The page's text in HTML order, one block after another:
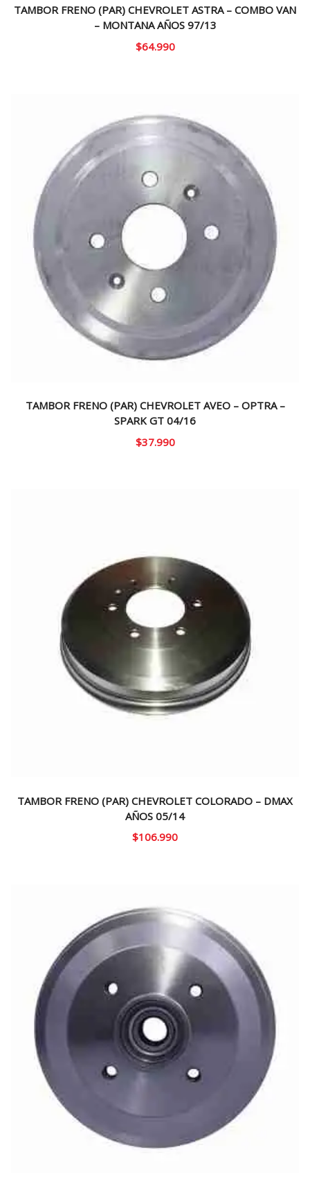
TAMBOR FRENO (PAR) CHEVROLET ASTRA – COMBO VAN
– MONTANA AÑOS 97/13
$64.990
TAMBOR FRENO (PAR) CHEVROLET AVEO – OPTRA –
SPARK GT 04/16
$37.990
TAMBOR FRENO (PAR) CHEVROLET COLORADO – DMAX
AÑOS 05/14
$106.990